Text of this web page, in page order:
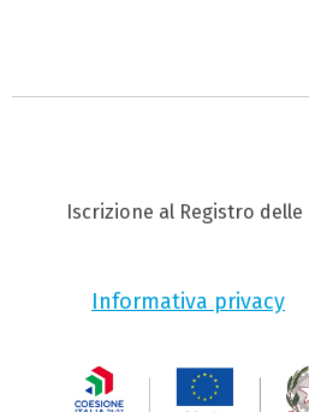
Iscrizione al Registro delle
Informativa privacy